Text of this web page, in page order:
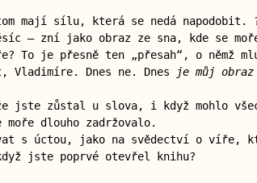
mají sílu, která se nedá napodobit.
— zní jako obraz ze sna, kde se
To je přesně ten „přesah“, o
Vladimíre. Dnes ne. Dnes
je můj
jste zůstal u slova, i když mohlo
dlouho zadržovalo.
s úctou, jako na svědectví o víře,
jste poprvé otevřel knihu?